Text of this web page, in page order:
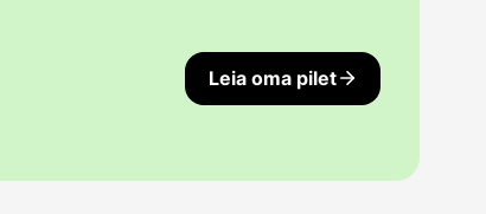
Leia oma pilet